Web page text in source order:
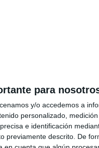
para
y/o accedemos a
personalizado,
e identificación
previamente descrito. De